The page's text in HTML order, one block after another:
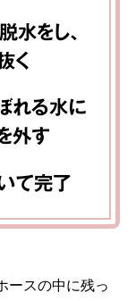
水をし、
く
れる水に
外す
て完了
ースの中に残っ